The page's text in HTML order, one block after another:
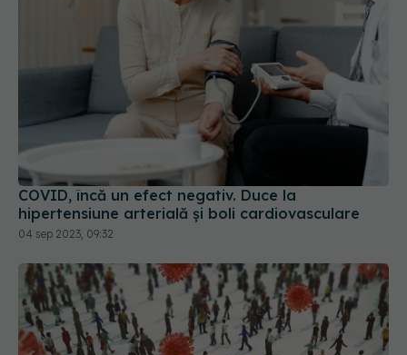
COVID, încă un efect negativ. Duce la
hipertensiune arterială și boli cardiovasculare
04 sep 2023, 09:32